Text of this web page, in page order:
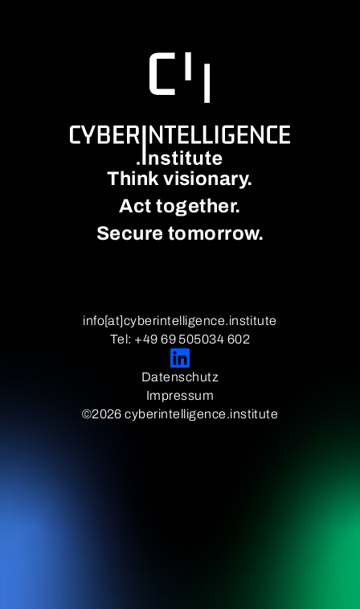
Think visionary.
Act together.
Secure tomorrow.
©2026 cyberintelligence.institute
Impressum
Datenschutz
Tel: +49 69 505034 602
info[at]cyberintelligence.institute